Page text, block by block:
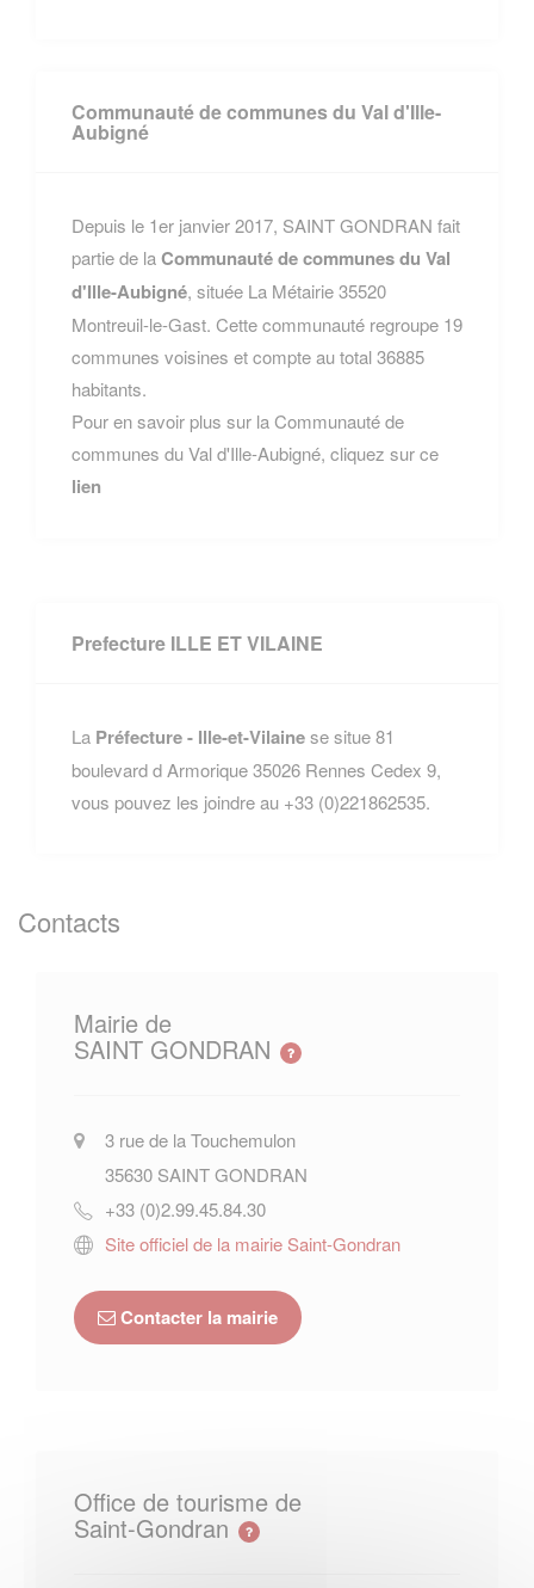
Communauté de communes du Val d'Ille-
Aubigné
Depuis le 1er janvier 2017, SAINT GONDRAN fait
partie de laCommunauté de communes du Val
d'Ille-Aubigné, située La Métairie 35520
Montreuil-le-Gast. Cette communauté regroupe 19
communes voisines et compte au total 36885
habitants.
Pour en savoir plus sur la Communauté de
communes du Val d'Ille-Aubigné, cliquez sur ce
lien
Prefecture ILLE ET VILAINE
La Préfecture - Ille-et-Vilainese situe 81
boulevard d Armorique 35026 Rennes Cedex 9,
vous pouvez les joindre au +33 (0)221862535.
Contacts
Mairie de
SAINT GONDRAN
3 rue de la Touchemulon
35630 SAINT GONDRAN
+33 (0)2.99.45.84.30
Site officiel de la mairie Saint-Gondran
Contacter la mairie
Office de tourisme de
Saint-Gondran